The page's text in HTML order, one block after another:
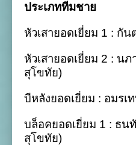
ประเภททีมชาย
หัวเสายอดเยี่ยม 1 :
หัวเสายอดเยี่ยม 2 : น
สุโขทัย)
บีหลังยอดเยี่ยม : อมร
บล็อคยอดเยี่ยม 1 : ธน
สุโขทัย)